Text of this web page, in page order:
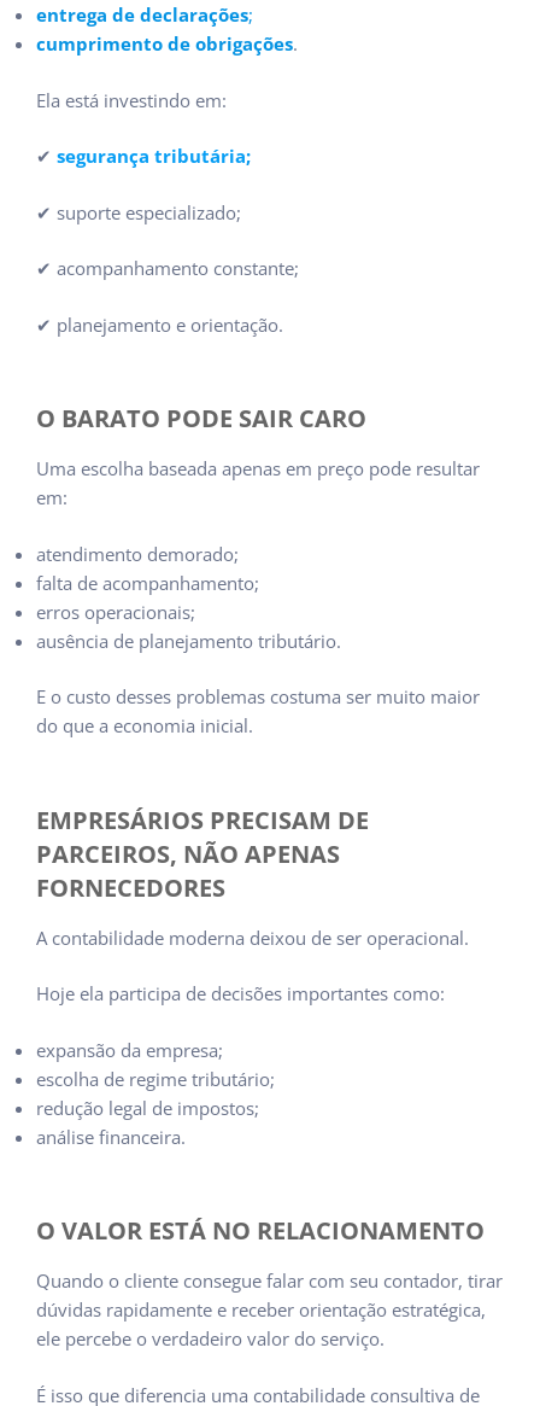
entrega de declarações;
cumprimento de obrigações.
Ela está investindo em:
✔ segurança tributária;
✔ suporte especializado;
✔ acompanhamento constante;
✔ planejamento e orientação.
O BARATO PODE SAIR CARO
Uma escolha baseada apenas em preço pode resultar
em:
atendimento demorado;
falta de acompanhamento;
erros operacionais;
ausência de planejamento tributário.
E o custo desses problemas costuma ser muito maior
do que a economia inicial.
EMPRESÁRIOS PRECISAM DE
PARCEIROS, NÃO APENAS
FORNECEDORES
A contabilidade moderna deixou de ser operacional.
Hoje ela participa de decisões importantes como:
expansão da empresa;
escolha de regime tributário;
redução legal de impostos;
análise financeira.
O VALOR ESTÁ NO RELACIONAMENTO
Quando o cliente consegue falar com seu contador, tirar
dúvidas rapidamente e receber orientação estratégica,
ele percebe o verdadeiro valor do serviço.
É isso que diferencia uma contabilidade consultiva de